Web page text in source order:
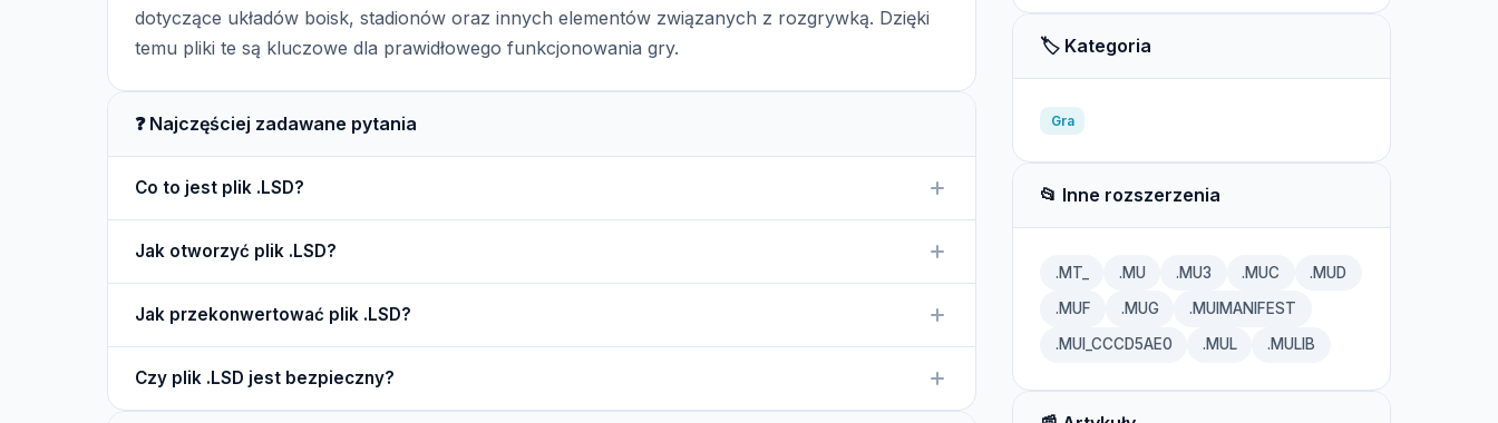
dotyczące układów boisk, stadionów oraz innych elementów związanych z rozgrywką. Dzięki
temu pliki te są kluczowe dla prawidłowego funkcjonowania gry.
❓ Najczęściej zadawane pytania
Co to jest plik .LSD?
Jak otworzyć plik .LSD?
stworzonych przez społeczność.
Jak przekonwertować plik .LSD?
używane w grach FIFA.
Czy plik .LSD jest bezpieczny?
🏷️ Kategoria
Gra
📂 Inne rozszerzenia
.MT_ .MU .MU3 .MUC .MUD
.MUF .MUG .MUIMANIFEST
.MUI_CCCD5AE0 .MUL .MULIB